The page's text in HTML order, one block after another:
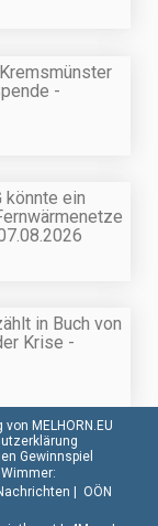
-
könnte ein
in Buch von
Krise -
MELHORN.EU
Gewinnspiel
OÖN